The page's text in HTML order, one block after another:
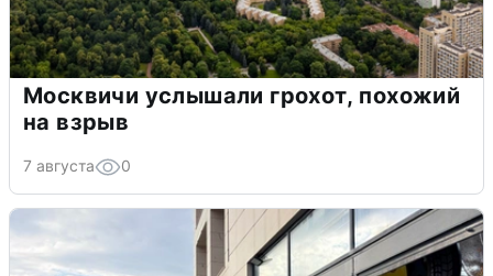
Москвичи услышали грохот, похожий
на взрыв
7 августа 0